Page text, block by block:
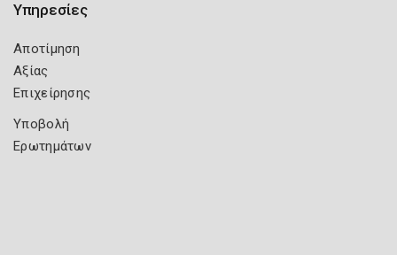
Υπηρεσίες
Αποτίμηση
Αξίας
Επιχείρησης
Υποβολή
Ερωτημάτων